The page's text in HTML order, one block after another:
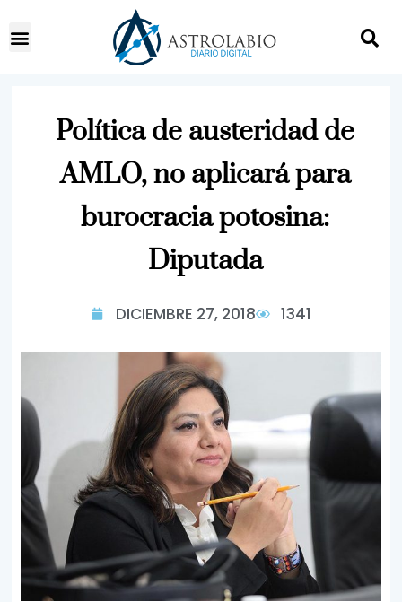
Política de austeridad de
AMLO, no aplicará para
burocracia potosina:
Diputada
DICIEMBRE 27, 2018 1341